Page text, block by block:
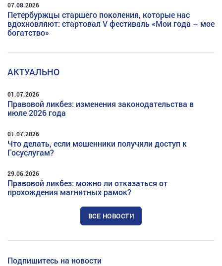
07.08.2026
Петербуржцы старшего поколения, которые нас
вдохновляют: стартовал V фестиваль «Мои года – мое
богатство»
АКТУАЛЬНО
01.07.2026
Правовой ликбез: изменения законодательства в
июле 2026 года
01.07.2026
Что делать, если мошенники получили доступ к
Госуслугам?
29.06.2026
Правовой ликбез: можно ли отказаться от
прохождения магнитных рамок?
ВСЕ НОВОСТИ
Подпишитесь на новости